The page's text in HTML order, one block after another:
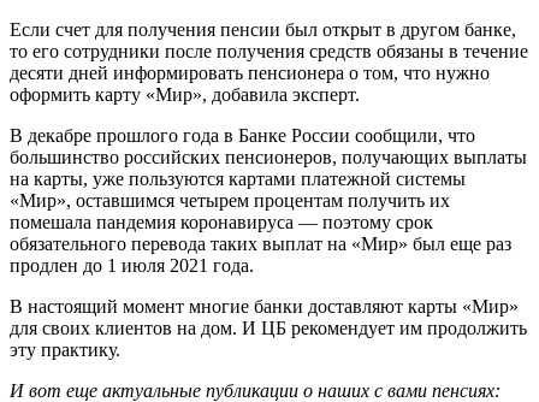
Если счет для получения пенсии был открыт в другом банке,
то его сотрудники после получения средств обязаны в течение
десяти дней информировать пенсионера о том, что нужно
оформить карту «Мир», добавила эксперт.
В декабре прошлого года в Банке России сообщили, что
большинство российских пенсионеров, получающих выплаты
на карты, уже пользуются картами платежной системы
«Мир», оставшимся четырем процентам получить их
помешала пандемия коронавируса — поэтому срок
обязательного перевода таких выплат на «Мир» был еще раз
продлен до 1 июля 2021 года.
В настоящий момент многие банки доставляют карты «Мир»
для своих клиентов на дом. И ЦБ рекомендует им продолжить
эту практику.
И вот еще актуальные публикации о наших с вами пенсиях: